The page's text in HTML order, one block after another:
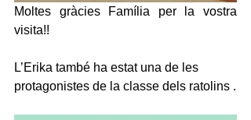
Moltes gràcies Família per la vostra
visita!!
L’Erika també ha estat una de les
protagonistes de la classe dels ratolins .